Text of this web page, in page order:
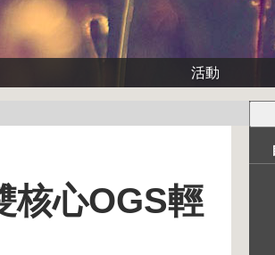
活動
核心OGS輕